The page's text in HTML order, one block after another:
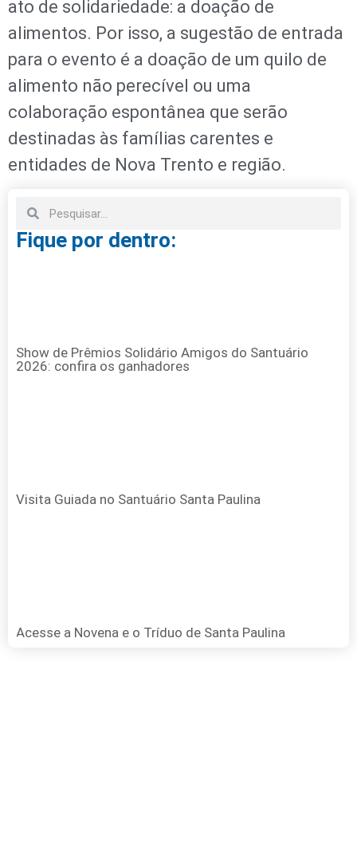
ato de solidariedade: a doação de
alimentos. Por isso, a sugestão de entrada
para o evento é a doação de um quilo de
alimento não perecível ou uma
colaboração espontânea que serão
destinadas às famílias carentes e
entidades de Nova Trento e região.
Fique por dentro:
Show de Prêmios Solidário Amigos do Santuário
2026: confira os ganhadores
Visita Guiada no Santuário Santa Paulina
Acesse a Novena e o Tríduo de Santa Paulina